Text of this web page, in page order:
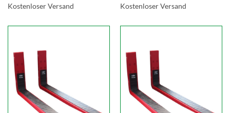
Kostenloser Versand
Kostenloser Versand